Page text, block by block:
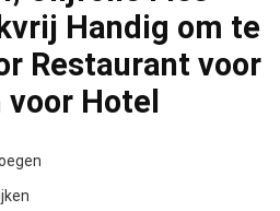
Handig om te
Restaurant voor
voor Hotel